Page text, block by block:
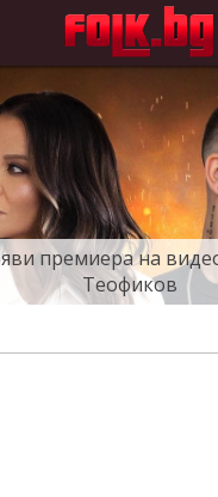
премиера на
Теофиков